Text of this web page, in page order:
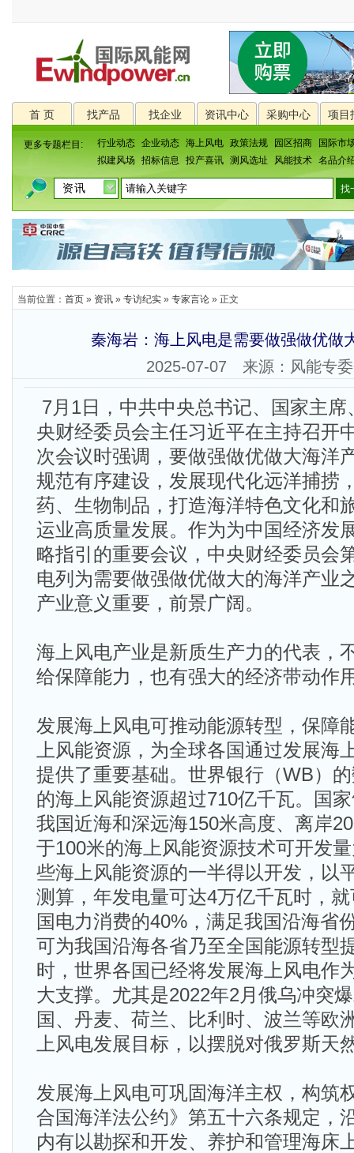
首 页 找产品 找企业 资讯中心 采购中心 项目
更多专题栏目: 行业动态 企业动态 海上风电 政策法规 园区招商
国际市
拟建风场
招标信息 投产喜讯 测风选址 风能技术 名品介
当前位置： 首页 » 资讯 » 专访纪实 » 专家言论 » 正文
秦海岩：海上风电是需要做强做优做
2025-07-07 来源：风能专
7月1日，中共中央总书记、国家主
央财经委员会主任习近平在主持召开
次会议时强调，要做强做优做大海洋
规范有序建设，发展现代化远洋捕捞
药、生物制品，打造海洋特色文化和
运业高质量发展。作为为中国经济发
略指引的重要会议，中央财经委员会
电列为需要做强做优做大的海洋产业
产业意义重要，前景广阔。
海上风电产业是新质生产力的代表，
给保障能力，也有强大的经济带动作
发展海上风电可推动能源转型，保障
上风能资源，为全球各国通过发展海
提供了重要基础。世界银行（WB）
的海上风能资源超过710亿千瓦。国
我国近海和深远海150米高度、离岸
于100米的海上风能资源技术可开发
些海上风能资源的一半得以开发，以
测算，年发电量可达4万亿千瓦时，
国电力消费的40%，满足我国沿海省
可为我国沿海各省乃至全国能源转型
时，世界各国已经将发展海上风电作
大支撑。尤其是2022年2月俄乌冲突
国、丹麦、荷兰、比利时、波兰等欧
上风电发展目标，以摆脱对俄罗斯天
发展海上风电可巩固海洋主权，构筑
合国海洋法公约》第五十六条规定，
内有以勘探和开发、养护和管理海床